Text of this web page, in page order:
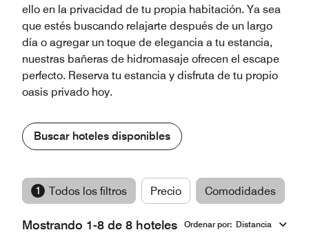
ello en la privacidad de tu propia habitación. Ya sea
que estés buscando relajarte después de un largo
día o agregar un toque de elegancia a tu estancia,
nuestras bañeras de hidromasaje ofrecen el escape
perfecto. Reserva tu estancia y disfruta de tu propio
oasis privado hoy.
Buscar hoteles disponibles
1 Todos los filtros Precio Comodidades
Mostrando 1-8 de 8 hoteles Ordenar por: Distancia